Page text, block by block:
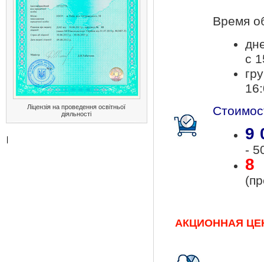
Ліцензія на проведення освітньої
діяльності
Время
с
9
-
8
АКЦИОННАЯ